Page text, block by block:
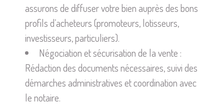
assurons de diffuser votre bien auprès des bons
profils d’acheteurs (promoteurs, lotisseurs,
investisseurs, particuliers).
Négociation et sécurisation de la vente :
Rédaction des documents nécessaires, suivi des
démarches administratives et coordination avec
le notaire.